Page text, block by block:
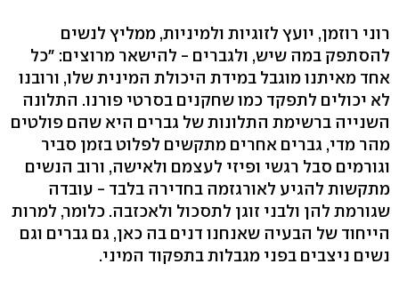
רוני רוזמן, יועץ לזוגיות ולמיניות, ממליץ לנשים
להסתפק במה שיש, ולגברים - להישאר מרוצים: "כל
אחד מאיתנו מוגבל במידת היכולת המינית שלו, ורובנו
לא יכולים לתפקד כמו שחקנים בסרטי פורנו. התלונה
השנייה ברשימת התלונות של גברים היא שהם פולטים
מהר מדי, גברים אחרים מתקשים לפלוט בזמן סביר
וגורמים סבל רגשי ופיזי לעצמם ולאישה, ורוב הנשים
מתקשות להגיע לאורגזמה בחדירה בלבד - עובדה
שגורמת להן ולבני זוגן לתסכול ולאכזבה. כלומר, למרות
הייחוד של הבעיה שאנחנו דנים בה כאן, גם גברים וגם
נשים ניצבים בפני מגבלות בתפקוד המיני.